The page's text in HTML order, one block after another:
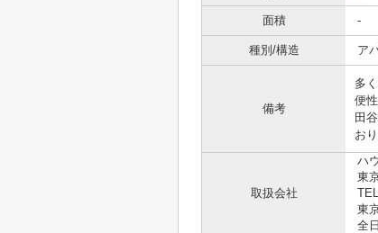
面積 -
種別/構造 ア
備考
多
便
田
お
取扱会社
ハ
東
東
全